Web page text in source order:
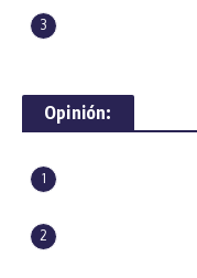
3
Opinión:
1
2